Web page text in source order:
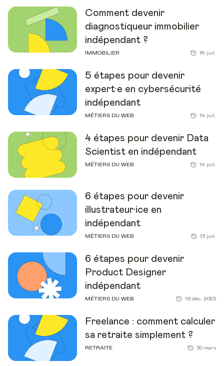
Comment devenir
diagnostiqueur immobilier
indépendant ?
IMMOBILIER 16 juil.
5 étapes pour devenir
expert·e en cybersécurité
indépendant
MÉTIERS DU WEB 14 juil.
4 étapes pour devenir Data
Scientist en indépendant
MÉTIERS DU WEB 14 juil.
6 étapes pour devenir
illustrateur·ice en
indépendant
MÉTIERS DU WEB 13 juil.
6 étapes pour devenir
Product Designer
indépendant
MÉTIERS DU WEB 19 déc. 2025
Freelance : comment calculer
sa retraite simplement ?
RETRAITE 30 mars